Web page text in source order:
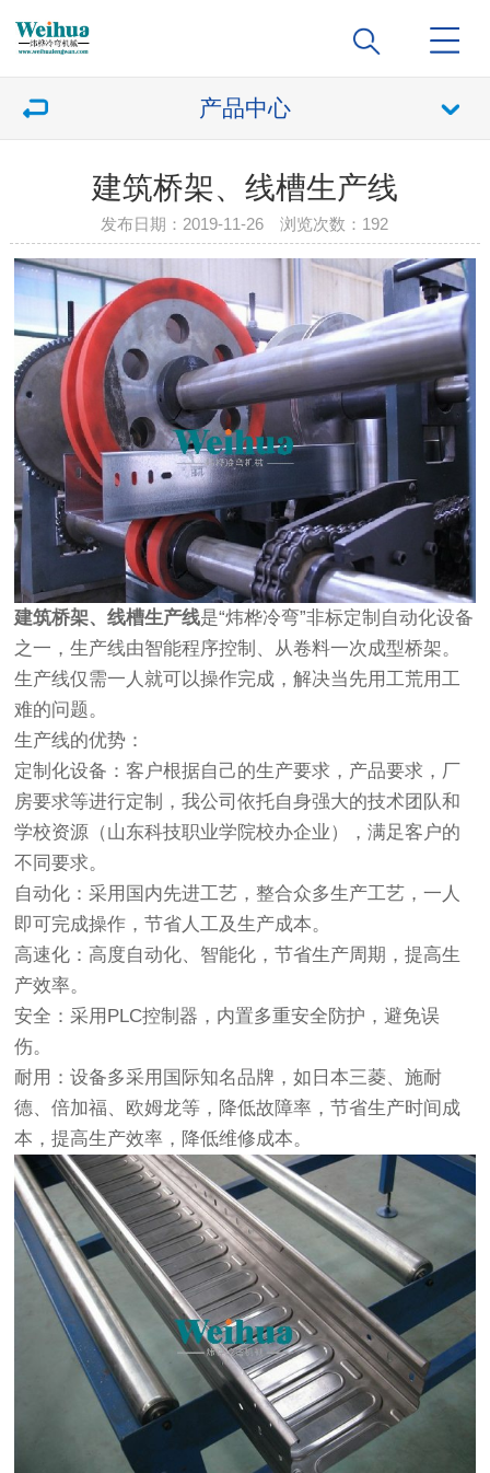
产品中心
建筑桥架、线槽生产线
发布日期：2019-11-26 浏览次数： 192
建筑桥架、线槽生产线是“炜桦冷弯”非标定制自动化设备
之一，生产线由智能程序控制、从卷料一次成型桥架。
生产线仅需一人就可以操作完成，解决当先用工荒用工
难的问题。
生产线的优势：
定制化设备：客户根据自己的生产要求，产品要求，厂
房要求等进行定制，我公司依托自身强大的技术团队和
学校资源（山东科技职业学院校办企业），满足客户的
不同要求。
自动化：采用国内先进工艺，整合众多生产工艺，一人
即可完成操作，节省人工及生产成本。
高速化：高度自动化、智能化，节省生产周期，提高生
产效率。
安全：采用PLC控制器，内置多重安全防护，避免误
伤。
耐用：设备多采用国际知名品牌，如日本三菱、施耐
德、倍加福、欧姆龙等，降低故障率，节省生产时间成
本，提高生产效率，降低维修成本。